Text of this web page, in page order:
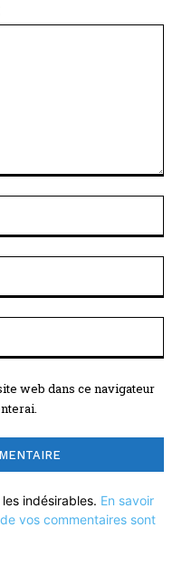
web dans ce navigateur
indésirables. En savoir
vos commentaires sont